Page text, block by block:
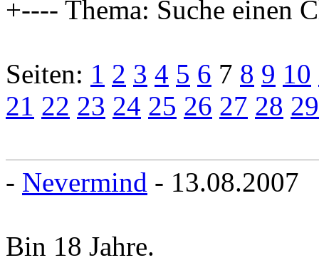
+---- Thema: Suche einen
Seiten: 1 2 3 4 5 6 7 8 9 10
21 22 23 24 25 26 27 28 29
- Nevermind - 13.08.2007
Bin 18 Jahre.